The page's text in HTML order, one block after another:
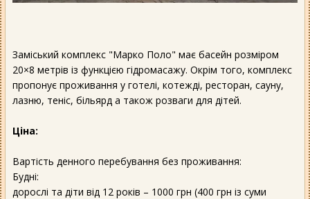
Заміський комплекс "Марко Поло" має басейн розміром
20×8 метрів із функцією гідромасажу. Окрім того, комплекс
пропонує проживання у готелі, котежді, ресторан, сауну,
лазню, теніс, більярд а також розваги для дітей.
Ціна:
Вартість денного перебування без проживання:
Будні:
дорослі та діти від 12 років – 1000 грн (400 грн із суми